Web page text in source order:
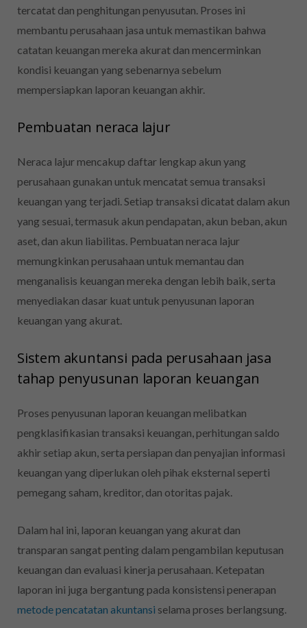
tercatat dan penghitungan penyusutan. Proses ini
membantu perusahaan jasa untuk memastikan bahwa
catatan keuangan mereka akurat dan mencerminkan
kondisi keuangan yang sebenarnya sebelum
mempersiapkan laporan keuangan akhir.
Pembuatan neraca lajur
Neraca lajur mencakup daftar lengkap akun yang
perusahaan gunakan untuk mencatat semua transaksi
keuangan yang terjadi. Setiap transaksi dicatat dalam akun
yang sesuai, termasuk akun pendapatan, akun beban, akun
aset, dan akun liabilitas. Pembuatan neraca lajur
memungkinkan perusahaan untuk memantau dan
menganalisis keuangan mereka dengan lebih baik, serta
menyediakan dasar kuat untuk penyusunan laporan
keuangan yang akurat.
Sistem akuntansi pada perusahaan jasa
tahap penyusunan laporan keuangan
Proses penyusunan laporan keuangan melibatkan
pengklasifikasian transaksi keuangan, perhitungan saldo
akhir setiap akun, serta persiapan dan penyajian informasi
keuangan yang diperlukan oleh pihak eksternal seperti
pemegang saham, kreditor, dan otoritas pajak.
Dalam hal ini, laporan keuangan yang akurat dan
transparan sangat penting dalam pengambilan keputusan
keuangan dan evaluasi kinerja perusahaan. Ketepatan
laporan ini juga bergantung pada konsistensi penerapan
metode pencatatan akuntansi selama proses berlangsung.